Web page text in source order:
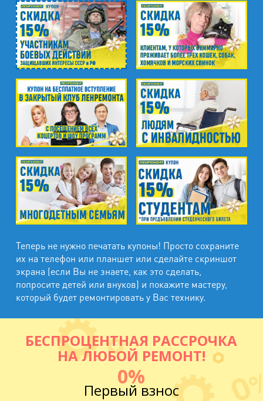
пр. Энгельса, д.19
Промзона Мягловская, Всеволожский
муниципальный район, Ленинградская
область, ​Круговая улица, д. 47
м. Электросила
ул. Решетникова, д.3
Теперь не нужно печатать купоны! Просто сохраните
их на телефон или планшет или сделайте скриншот
экрана (если Вы не знаете, как это сделать,
попросите детей или внуков) и покажите мастеру,
который будет ремонтировать у Вас технику.
БЕСПРОЦЕНТНАЯ РАССРОЧКА
НА ЛЮБОЙ РЕМОНТ!
0%
Первый взнос